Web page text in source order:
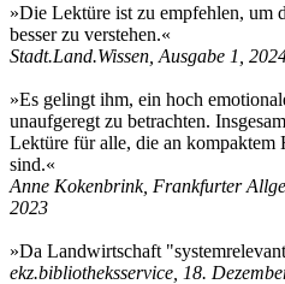
»Die Lektüre ist zu empfehlen, um
besser zu verstehen.«
Stadt.Land.Wissen, Ausgabe 1,
»Es gelingt ihm, ein hoch
unaufgeregt zu betrachten.
Lektüre für alle, die an kompaktem
sind.«
Anne Kokenbrink, Frankfurter
2023
»Da Landwirtschaft
ekz.bibliotheksservice, 18.